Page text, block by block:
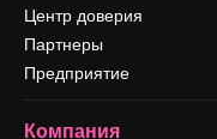
Центр доверия
Партнеры
Предприятие
Компания